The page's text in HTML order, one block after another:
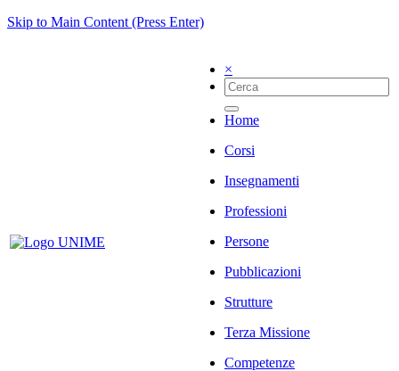
Skip to Main Content (Press Enter)
×
Home
Corsi
Insegnamenti
Professioni
Persone
Pubblicazioni
Strutture
Terza Missione
Competenze